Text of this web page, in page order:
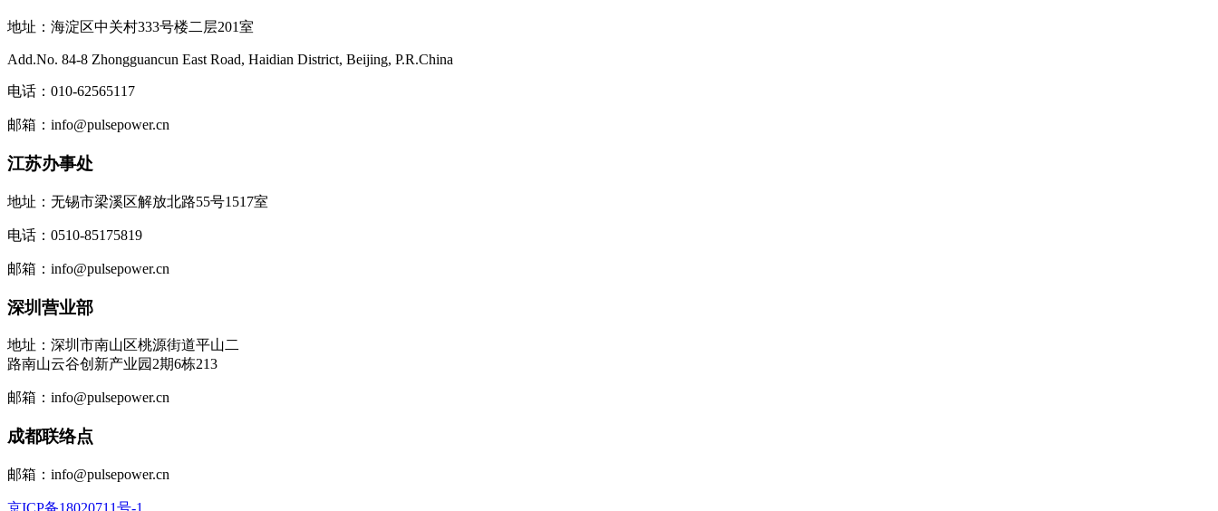
地址：海淀区中关村333号楼二层201室
Add.No. 84-8 Zhongguancun East Road, Haidian District, Beijing, P.R.China
电话：010-62565117
邮箱：info@pulsepower.cn
江苏办事处
地址：无锡市梁溪区解放北路55号1517室
电话：0510-85175819
邮箱：info@pulsepower.cn
深圳营业部
地址：深圳市南山区桃源街道平山二
路南山云谷创新产业园2期6栋213
邮箱：info@pulsepower.cn
成都联络点
邮箱：info@pulsepower.cn
京ICP备18020711号-1